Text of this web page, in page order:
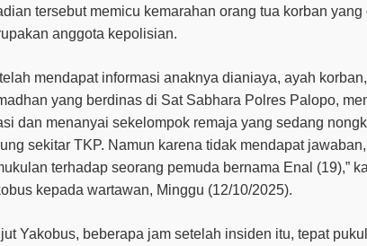
tersebut memicu kemarahan orang tua korban yang
anggota kepolisian.
mendapat informasi anaknya dianiaya, ayah
yang berdinas di Sat Sabhara Polres Palopo,
dan menanyai sekelompok remaja yang sedang
sekitar TKP. Namun karena tidak mendapat
terhadap seorang pemuda bernama Enal (19),”
kepada wartawan, Minggu (12/10/2025).
Yakobus, beberapa jam setelah insiden itu, tepat